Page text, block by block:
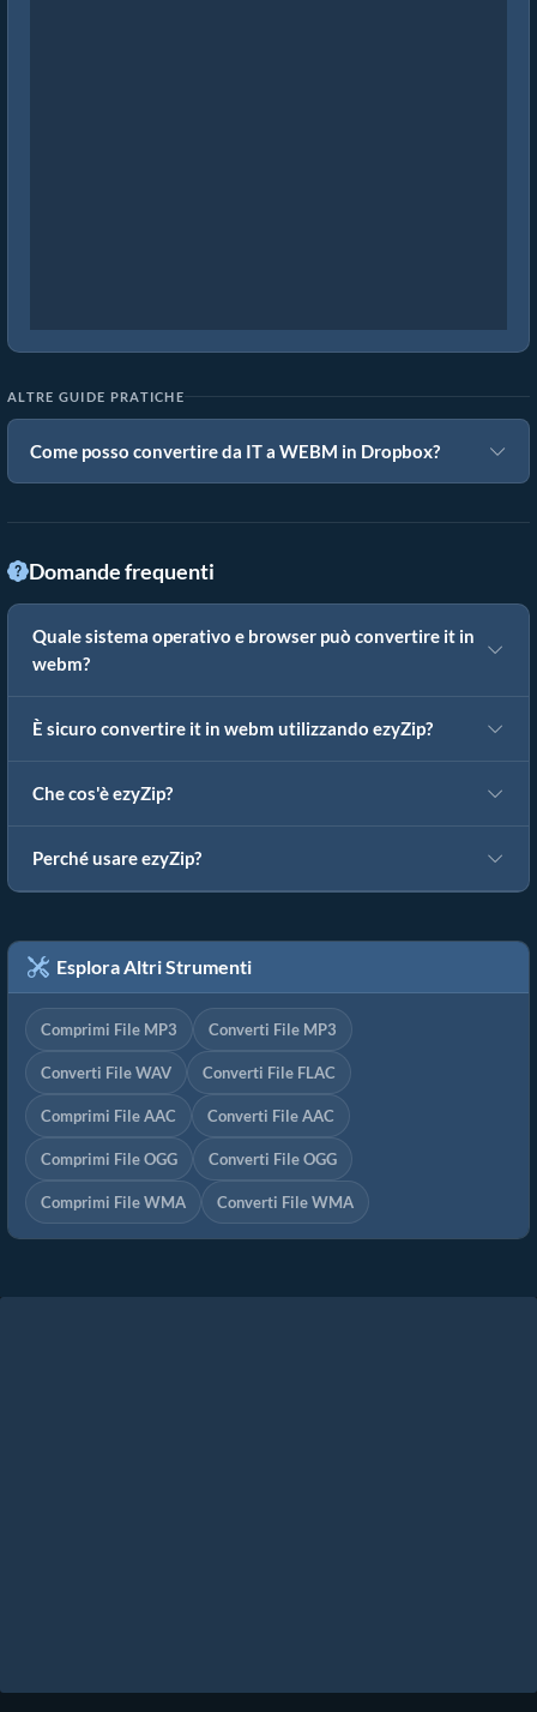
ALTRE GUIDE PRATICHE
Come posso convertire da IT a WEBM in Dropbox?
Domande frequenti
Quale sistema operativo e browser può convertire it in
webm?
È sicuro convertire it in webm utilizzando ezyZip?
Che cos'è ezyZip?
Perché usare ezyZip?
Esplora Altri Strumenti
Comprimi File MP3 Converti File MP3
Converti File WAV Converti File FLAC
Comprimi File AAC Converti File AAC
Comprimi File OGG Converti File OGG
Comprimi File WMA Converti File WMA